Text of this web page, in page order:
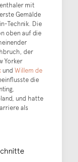
mit
Gemälde
Technik. Die
oben auf die
der
Yorker
und Willem de
die
und hatte
als